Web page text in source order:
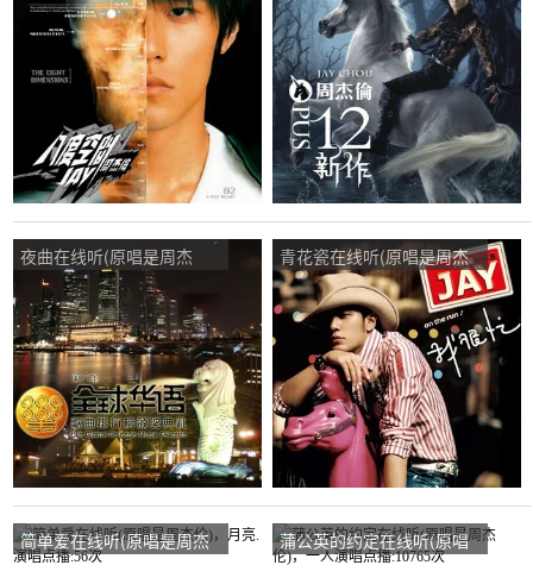
播:17次
播:16次
夜曲在线听(原唱是周杰
伦)，龙行乐乐演唱点播:30
次
青花瓷在线听(原唱是周杰
伦)，花开不败才是恣态演
唱点播:33次
简单爱在线听(原唱是周杰
伦)，月亮.演唱点播:56次
蒲公英的约定在线听(原唱
是周杰伦)，一人演唱点